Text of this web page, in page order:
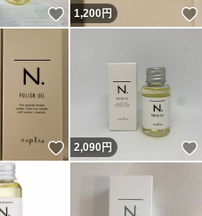
いいね！
1,200円
いいね！
2,090円